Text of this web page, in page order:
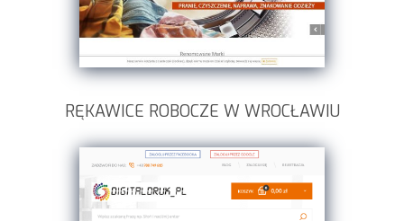
RĘKAWICE ROBOCZE W WROCŁAWIU